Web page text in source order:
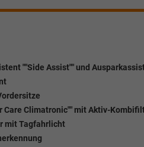
""Side Assist"" und
Care Climatronic"" mit Aktiv-
mit Tagfahrlicht